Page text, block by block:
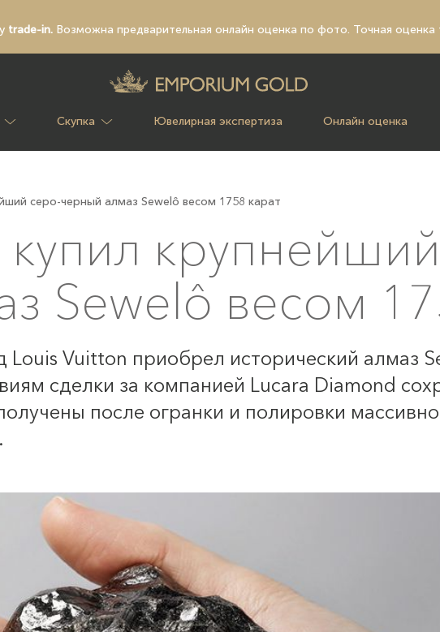
trade-in.Возможна предварительная онлайн оценка по фото. Точная оценка
Скупка Ювелирная экспертиза Онлайн оценка
серо-черный алмаз Sewelô весом 1758 карат
купил
Sewelô весом
Vuitton приобрел исторический алмаз
сделки за компанией Lucara Diamond
после огранки и полировки